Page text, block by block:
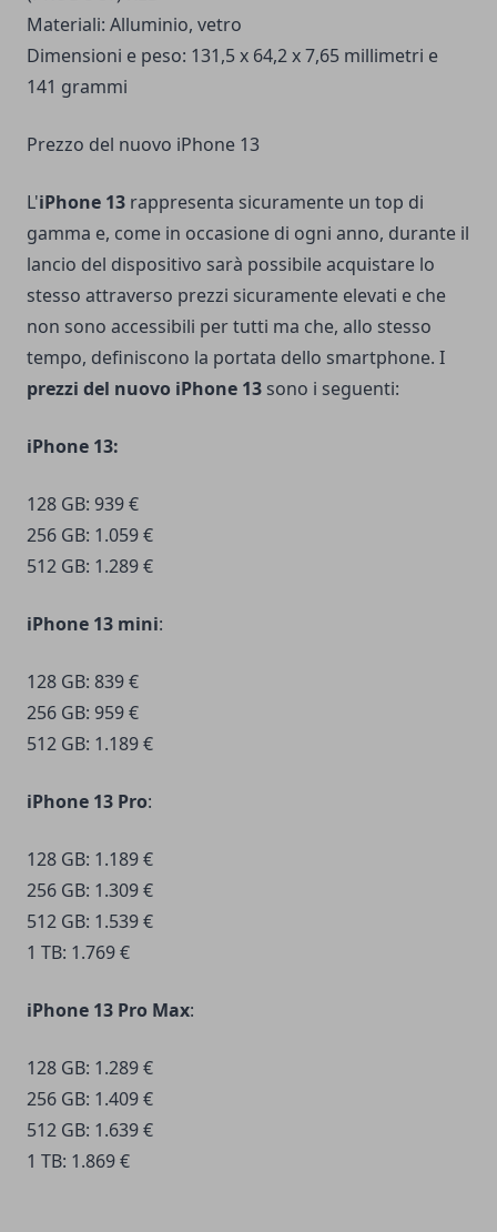
Materiali: Alluminio, vetro
Dimensioni e peso: 131,5 x 64,2 x 7,65 millimetri e
141 grammi
Prezzo del nuovo iPhone 13
L'iPhone 13 rappresenta sicuramente un top di
gamma e, come in occasione di ogni anno, durante il
lancio del dispositivo sarà possibile acquistare lo
stesso attraverso prezzi sicuramente elevati e che
non sono accessibili per tutti ma che, allo stesso
tempo, definiscono la portata dello smartphone. I
prezzi del nuovo iPhone 13 sono i seguenti:
iPhone 13:
128 GB: 939 €
256 GB: 1.059 €
512 GB: 1.289 €
iPhone 13 mini:
128 GB: 839 €
256 GB: 959 €
512 GB: 1.189 €
iPhone 13 Pro:
128 GB: 1.189 €
256 GB: 1.309 €
512 GB: 1.539 €
1 TB: 1.769 €
iPhone 13 Pro Max:
128 GB: 1.289 €
256 GB: 1.409 €
512 GB: 1.639 €
1 TB: 1.869 €